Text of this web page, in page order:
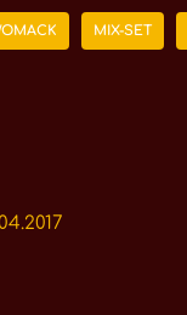
MIX-SET